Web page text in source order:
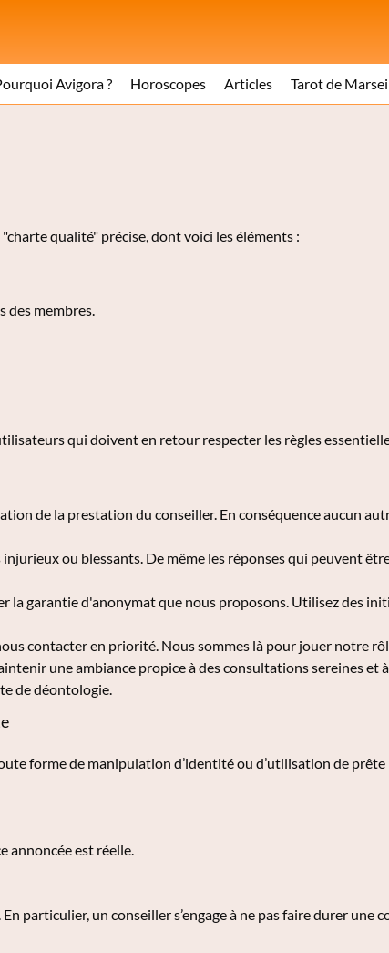
Avigora ? Horoscopes Articles Tarot de
qualité" précise, dont voici les éléments :
des membres.
qui doivent en retour respecter les règles
de la prestation du conseiller. En conséquence aucun
ou blessants. De même les réponses qui peuvent
garantie d'anonymat que nous proposons. Utilisez des
contacter en priorité. Nous sommes là pour jouer notre
une ambiance propice à des consultations sereines
de déontologie.
forme de manipulation d’identité ou d’utilisation de
annoncée est réelle.
particulier, un conseiller s’engage à ne pas faire durer une